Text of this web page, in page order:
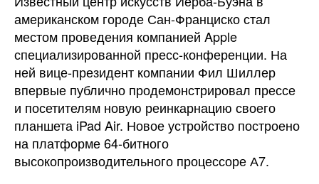
американском городе Сан-Франциско стал
местом проведения компанией Apple
специализированной пресс-конференции. На
ней вице-президент компании Фил Шиллер
впервые публично продемонстрировал прессе
и посетителям новую реинкарнацию своего
планшета iPad Air. Новое устройство построено
на платформе 64-битного
высокопроизводительного процессоре А7.